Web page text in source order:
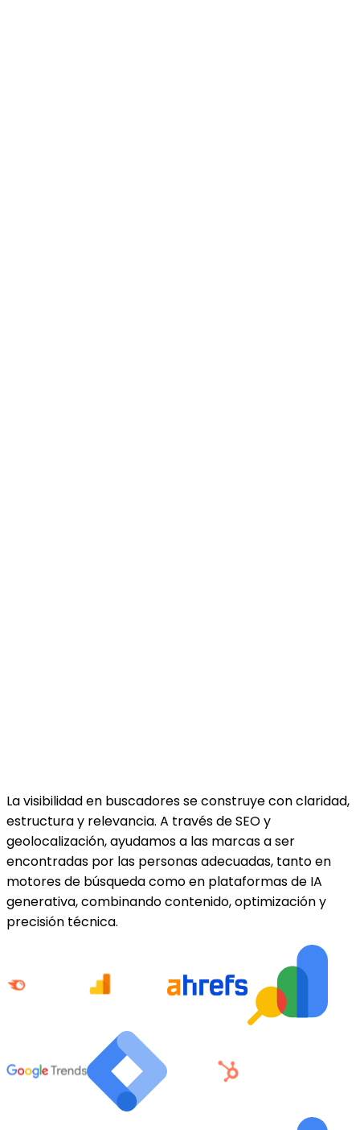
La visibilidad en buscadores se construye con claridad,
estructura y relevancia. A través de SEO y
geolocalización, ayudamos a las marcas a ser
encontradas por las personas adecuadas, tanto en
motores de búsqueda como en plataformas de IA
generativa, combinando contenido, optimización y
precisión técnica.